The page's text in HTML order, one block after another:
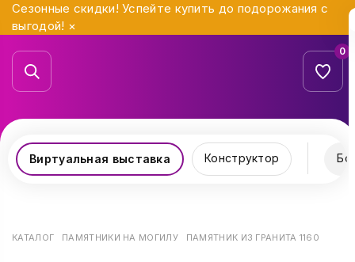
Сезонные скидки! Успейте купить до подорожания с
выгодой! ×
0
Виртуальная выставка Конструктор
КАТАЛОГ ПАМЯТНИКИ НА МОГИЛУ ПАМЯТНИК ИЗ ГРАНИТА 1160